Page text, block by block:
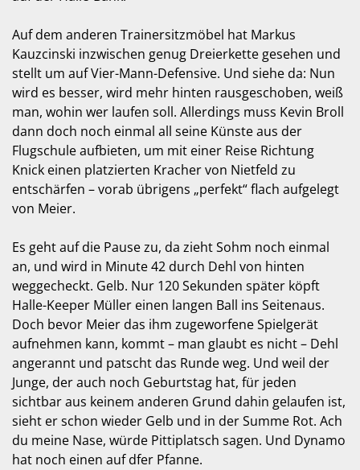
Auf dem anderen Trainersitzmöbel hat Markus
Kauzcinski inzwischen genug Dreierkette gesehen und
stellt um auf Vier-Mann-Defensive. Und siehe da: Nun
wird es besser, wird mehr hinten rausgeschoben, weiß
man, wohin wer laufen soll. Allerdings muss Kevin Broll
dann doch noch einmal all seine Künste aus der
Flugschule aufbieten, um mit einer Reise Richtung
Knick einen platzierten Kracher von Nietfeld zu
entschärfen – vorab übrigens „perfekt“ flach aufgelegt
von Meier.
Es geht auf die Pause zu, da zieht Sohm noch einmal
an, und wird in Minute 42 durch Dehl von hinten
weggecheckt. Gelb. Nur 120 Sekunden später köpft
Halle-Keeper Müller einen langen Ball ins Seitenaus.
Doch bevor Meier das ihm zugeworfene Spielgerät
aufnehmen kann, kommt – man glaubt es nicht – Dehl
angerannt und patscht das Runde weg. Und weil der
Junge, der auch noch Geburtstag hat, für jeden
sichtbar aus keinem anderen Grund dahin gelaufen ist,
sieht er schon wieder Gelb und in der Summe Rot. Ach
du meine Nase, würde Pittiplatsch sagen. Und Dynamo
hat noch einen auf dfer Pfanne.